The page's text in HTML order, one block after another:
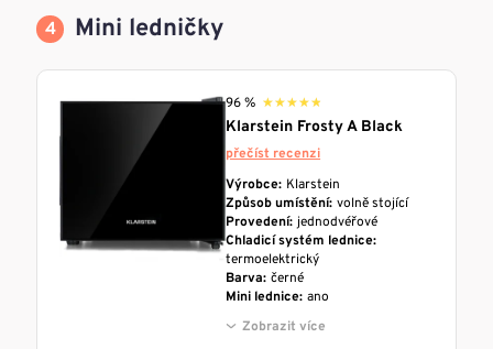
Mini ledničky
96 % ★★★★★
★★★★★
Klarstein Frosty A Black
přečíst recenzi
Výrobce: Klarstein
Způsob umístění: volně stojící
Provedení: jednodvéřové
Chladicí systém lednice:
termoelektrický
Barva: černé
Mini lednice: ano
Zobrazit více